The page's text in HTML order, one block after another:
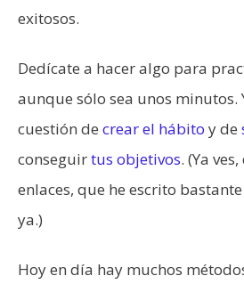
exitosos.
Dedícate a hacer algo para
aunque sólo sea unos minutos.
cuestión de crear el hábito y de
conseguirtus objetivos. (Ya
enlaces, que he escrito
ya.)
Hoy en día hay muchos